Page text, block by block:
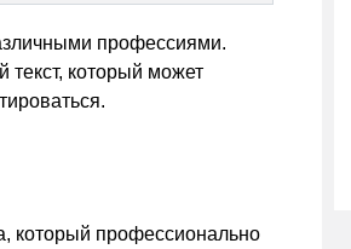
профессиями.
который может
который профессионально